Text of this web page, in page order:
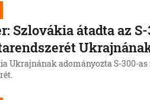
államfő.
Szlovákia átadta az
Ukrajnának adományozta S-300-